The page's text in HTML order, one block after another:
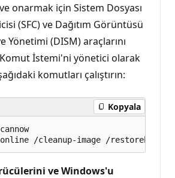
onarmak için Sistem Dosyası
(SFC) ve Dağıtım Görüntüsü
Yönetimi (DISM) araçlarını
İstemi'ni yönetici olarak
komutları çalıştırın:
Kopyala
ve Windows'u